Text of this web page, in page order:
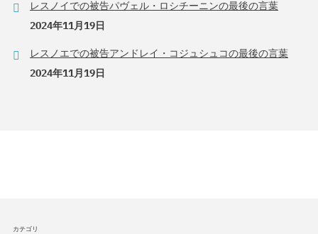
レスノイでの被告パヴェル・ロシチーニンの最後の言葉
2024年11月19日
レスノエでの被告アンドレイ・コジュシュコの最後の言葉
2024年11月19日
カテゴリ